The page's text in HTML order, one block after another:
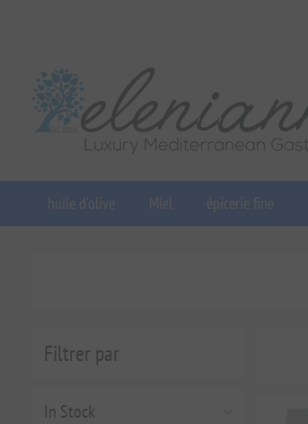
huile d'olive Miel épicerie fine
Filtrer par
In Stock